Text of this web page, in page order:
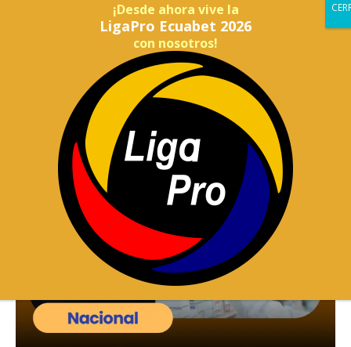
¡Desde ahora vive la
LigaPro Ecuabet 2026
con nosotros!